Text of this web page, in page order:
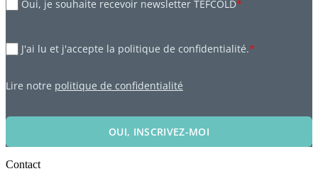
Oui, je souhaite recevoir newsletter TEFCOLD*
J'ai lu et j'accepte la politique de confidentialité.*
Lire notre politique de confidentialité
OUI, INSCRIVEZ-MOI
Contact